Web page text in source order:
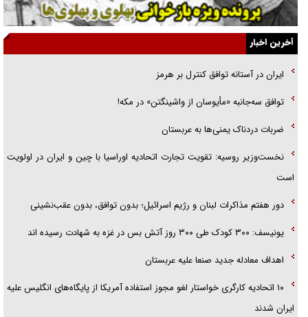
یهودی‌ها در ادبیات داستانی اروپا؛ از شکسپیر تا دیکنز
گفت‌وگو با خواهر یکی از شهدای جنگ رمضان/ خواهرم فرمانده جهادی و
اهل خدمت بی‌منت بود
آخرین اخبار
ایران در آستانه توافق کنترل بر هرمز
توافق سه‌جانبه «مأیوسان از واشینگتن» در مکه!
ضربات دردناک یمنی‌ها به عربستان
نخست‌وزیر روسیه:‌ تقویت تجارت اتحادیه اوراسیا با چین و ایران در اولویت
است
دور هفتم مذاکرات لبنان و رژیم اسرائیل؛ بدون توافق، بدون عقب‌نشینی
یونیسف: ۳۰۰ کودک طی ۳۰۰ روز آتش بس در غزه به شهادت رسیده اند
اهداف معادله جدید صنعا علیه عربستان
۱۰ اتحادیه کارگری خواستار لغو مجوز استفاده آمریکا از پایگاه‌های انگلیس علیه
ایران شدند